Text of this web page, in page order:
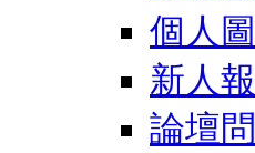
個人
新人
論壇